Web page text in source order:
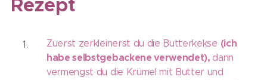
Rezept
Zuerst zerkleinerst du die Butterkekse (ich
habe selbstgebackene verwendet),dann
vermengst du die Krümel mit Butter und